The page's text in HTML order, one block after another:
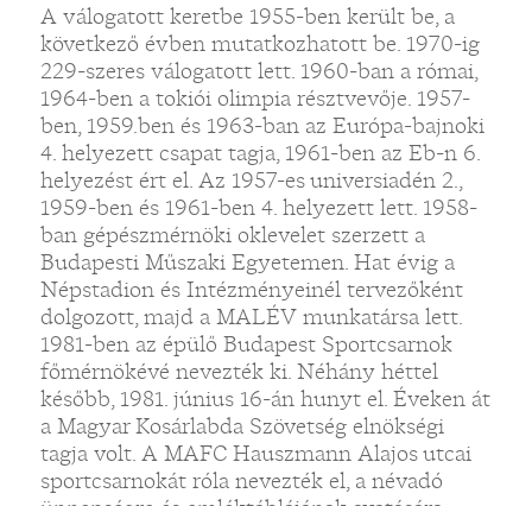
A válogatott keretbe 1955-ben került be, a
következő évben mutatkozhatott be. 1970-ig
229-szeres válogatott lett. 1960-ban a római,
1964-ben a tokiói olimpia résztvevője. 1957-
ben, 1959.ben és 1963-ban az Európa-bajnoki
4. helyezett csapat tagja, 1961-ben az Eb-n 6.
helyezést ért el. Az 1957-es universiadén 2.,
1959-ben és 1961-ben 4. helyezett lett. 1958-
ban gépészmérnöki oklevelet szerzett a
Budapesti Műszaki Egyetemen. Hat évig a
Népstadion és Intézményeinél tervezőként
dolgozott, majd a MALÉV munkatársa lett.
1981-ben az épülő Budapest Sportcsarnok
főmérnökévé nevezték ki. Néhány héttel
később, 1981. június 16-án hunyt el. Éveken át
a Magyar Kosárlabda Szövetség elnökségi
tagja volt. A MAFC Hauszmann Alajos utcai
sportcsarnokát róla nevezték el, a névadó